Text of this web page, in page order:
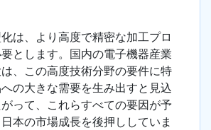
は、より高度で精密な加工プロ
とします。国内の電子機器産業
、この高度技術分野の要件に特
の大きな需要を生み出すと見込
って、これらすべての要因が予
本の市場成長を後押ししていま